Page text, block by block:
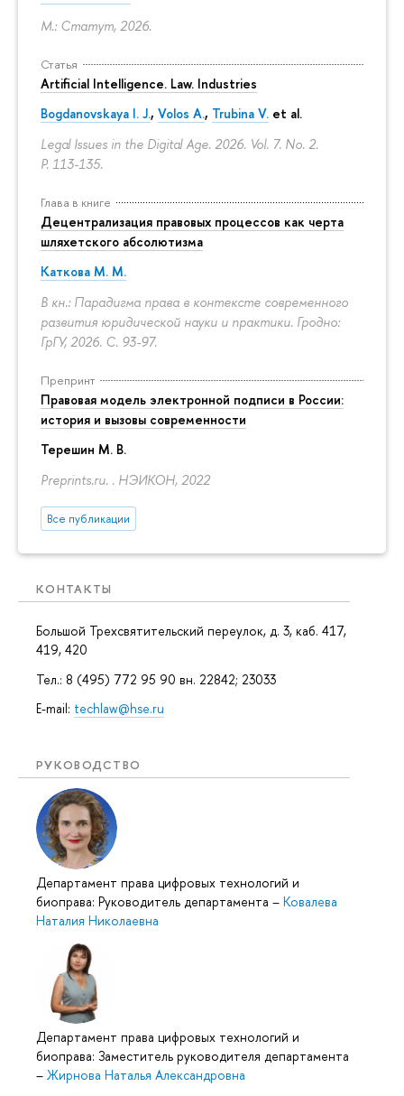
М.: Статут, 2026.
Статья
Artificial Intelligence. Law. Industries
Bogdanovskaya I. J., Volos A., Trubina V. et al.
Legal Issues in the Digital Age. 2026. Vol. 7. No. 2.
P. 113-135.
Глава в книге
Децентрализация правовых процессов как черта
шляхетского абсолютизма
Каткова М. М.
В кн.: Парадигма права в контексте современного
развития юридической науки и практики. Гродно:
ГрГУ, 2026. С. 93-97.
Препринт
Правовая модель электронной подписи в России:
история и вызовы современности
Терешин М. В.
Preprints.ru. . НЭИКОН, 2022
Все публикации
КОНТАКТЫ
Большой Трехсвятительский переулок, д. 3, каб. 417,
419, 420
Тел.: 8 (495) 772 95 90 вн. 22842; 23033
E-mail: techlaw@hse.ru
РУКОВОДСТВО
Департамент права цифровых технологий и
биоправа: Руководитель департамента – Ковалева
Наталия Николаевна
Департамент права цифровых технологий и
биоправа: Заместитель руководителя департамента
– Жирнова Наталья Александровна